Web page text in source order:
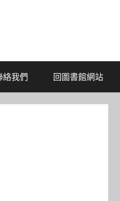
絡我們 回圖書館網站